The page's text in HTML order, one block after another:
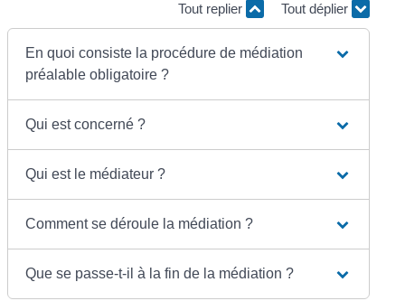
Tout replier Tout déplier
En quoi consiste la procédure de médiation
préalable obligatoire ?
Qui est concerné ?
Qui est le médiateur ?
Comment se déroule la médiation ?
Que se passe-t-il à la fin de la médiation ?